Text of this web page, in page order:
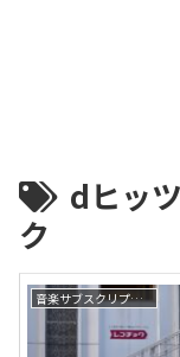
dヒッ
ク
音楽サブスクリプション（ストリーミングサービス）